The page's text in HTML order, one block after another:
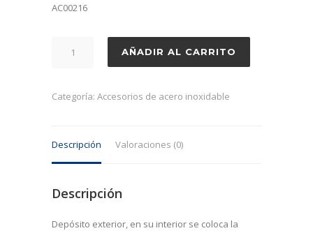
AC00216
6
cantidad
AÑADIR AL CARRITO
Categoría: Accesorios de acero inoxidable
Descripción Valoraciones (0)
Descripción
Depósito exterior, en su interior se coloca la